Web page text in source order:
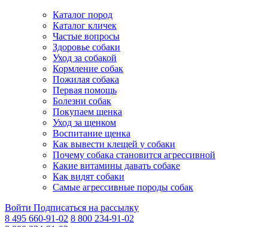
Каталог пород
Каталог кличек
Частые вопросы
Здоровье собаки
Уход за собакой
Кормление собак
Пожилая собака
Первая помощь
Болезни собак
Покупаем щенка
Уход за щенком
Воспитание щенка
Как вывести клещей у собаки
Почему собака становится агрессивной
Какие витамины давать собаке
Как видят собаки
Самые агрессивные породы собак
Войти Подписаться на рассылку
8 495 660-91-02 8 800 234-91-02